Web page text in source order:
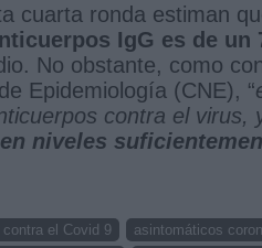
cuarta ronda estiman
IgG es de un
No obstante, como
Epidemiología (CNE), “
contra el
niveles
el Covid 9 asintomáticos